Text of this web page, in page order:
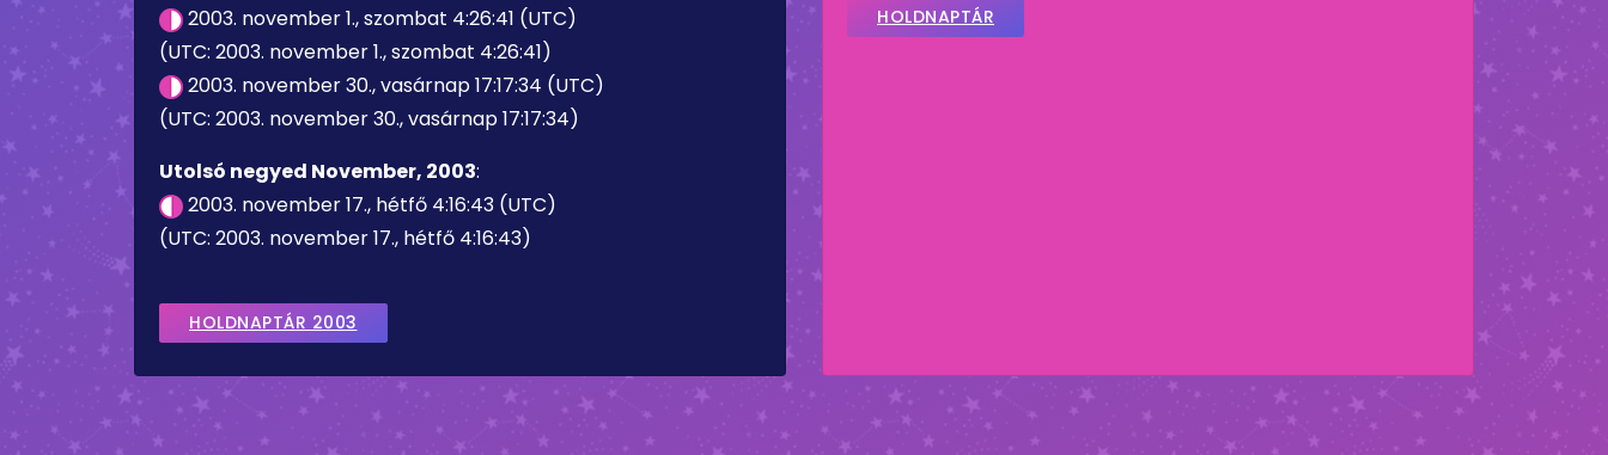
2003. november 1., szombat 4:26:41 (UTC)
(UTC: 2003. november 1., szombat 4:26:41)
2003. november 30., vasárnap 17:17:34 (UTC)
(UTC: 2003. november 30., vasárnap 17:17:34)
Utolsó negyed November, 2003:
2003. november 17., hétfő 4:16:43 (UTC)
(UTC: 2003. november 17., hétfő 4:16:43)
HOLDNAPTÁR 2003
HOLDNAPTÁR